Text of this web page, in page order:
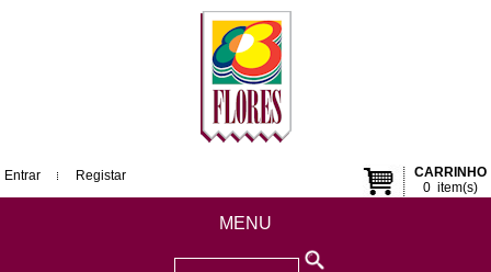
CARRINHO
0item(s)
Entrar Registar
MENU